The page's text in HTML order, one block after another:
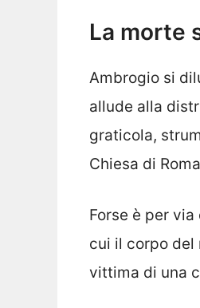
La morte
Ambrogio si
allude alla
graticola,
Chiesa di
Forse è per
cui il corpo del
vittima di una